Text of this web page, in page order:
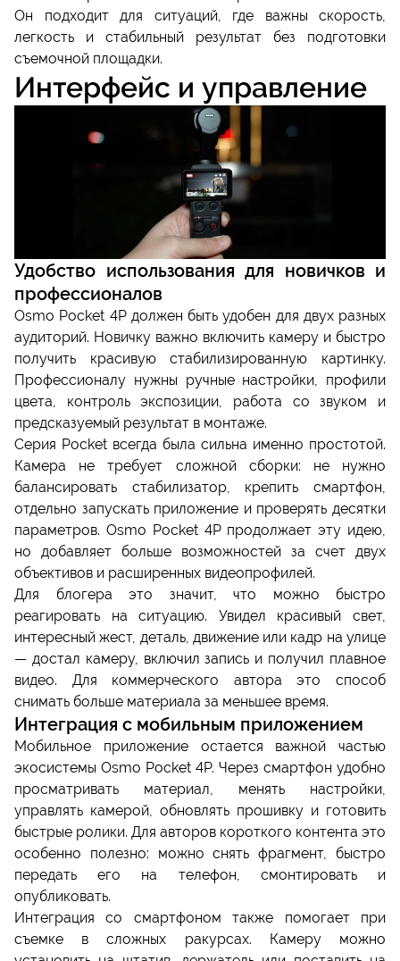
Он подходит для ситуаций, где важны скорость,
легкость и стабильный результат без подготовки
съемочной площадки.
Интерфейс и управление
Удобство использования для новичков и
профессионалов
Osmo Pocket 4P должен быть удобен для двух разных
аудиторий. Новичку важно включить камеру и быстро
получить красивую стабилизированную картинку.
Профессионалу нужны ручные настройки, профили
цвета, контроль экспозиции, работа со звуком и
предсказуемый результат в монтаже.
Серия Pocket всегда была сильна именно простотой.
Камера не требует сложной сборки: не нужно
балансировать стабилизатор, крепить смартфон,
отдельно запускать приложение и проверять десятки
параметров. Osmo Pocket 4P продолжает эту идею,
но добавляет больше возможностей за счет двух
объективов и расширенных видеопрофилей.
Для блогера это значит, что можно быстро
реагировать на ситуацию. Увидел красивый свет,
интересный жест, деталь, движение или кадр на улице
— достал камеру, включил запись и получил плавное
видео. Для коммерческого автора это способ
снимать больше материала за меньшее время.
Интеграция с мобильным приложением
Мобильное приложение остается важной частью
экосистемы Osmo Pocket 4P. Через смартфон удобно
просматривать материал, менять настройки,
управлять камерой, обновлять прошивку и готовить
быстрые ролики. Для авторов короткого контента это
особенно полезно: можно снять фрагмент, быстро
передать его на телефон, смонтировать и
опубликовать.
Интеграция со смартфоном также помогает при
съемке в сложных ракурсах. Камеру можно